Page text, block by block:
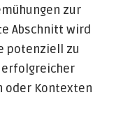
zur
Abschnitt wird
potenziell zu
oder Kontexten